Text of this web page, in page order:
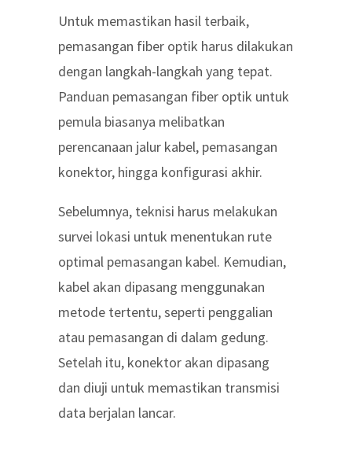
Untuk memastikan hasil terbaik,
pemasangan fiber optik harus dilakukan
dengan langkah-langkah yang tepat.
Panduan pemasangan fiber optik untuk
pemula biasanya melibatkan
perencanaan jalur kabel, pemasangan
konektor, hingga konfigurasi akhir.
Sebelumnya, teknisi harus melakukan
survei lokasi untuk menentukan rute
optimal pemasangan kabel. Kemudian,
kabel akan dipasang menggunakan
metode tertentu, seperti penggalian
atau pemasangan di dalam gedung.
Setelah itu, konektor akan dipasang
dan diuji untuk memastikan transmisi
data berjalan lancar.